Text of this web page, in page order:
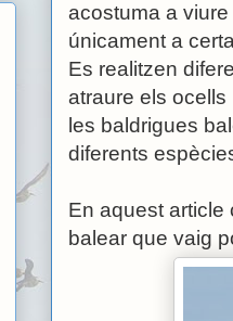
acostuma a
únicament a
Es realitzen
atraure els
les baldrigues
diferents
En aquest article
balear que vaig